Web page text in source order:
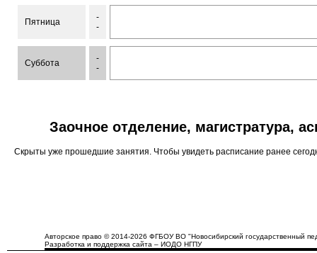
Пятница
-
-
Суббота
-
-
Заочное отделение, магистратура,
Скрыты уже прошедшие занятия. Чтобы увидеть расписание ранее
Авторское право © 2014-2026 ФГБОУ ВО "Новосибирский государственный
Разработка и поддержка сайта – ИОДО НГПУ